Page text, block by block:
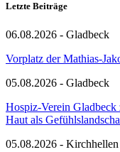
Letzte Beiträge
06.08.2026 - Gladbeck
Vorplatz der Mathias-
05.08.2026 - Gladbeck
Hospiz-Verein Gladbeck
Haut als
05.08.2026 - Kirchhellen